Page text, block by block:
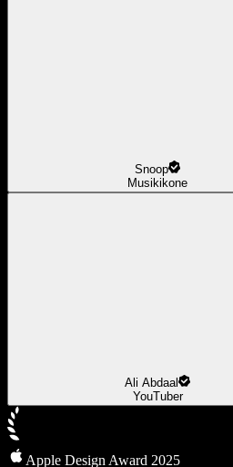
Snoop
Musikikone
Ali Abdaal
YouTuber
Apple Design Award 2025